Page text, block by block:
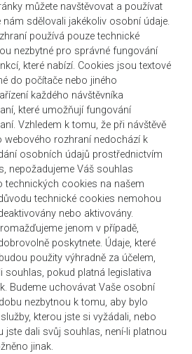
můžete navštěvovat a používat
nám sdělovali jakékoliv osobní údaje.
používá pouze technické
nezbytné pro správné fungování
které nabízí. Cookies jsou textové
do počítače nebo jiného
každého návštěvníka
které umožňují fungování
Vzhledem k tomu, že při návštěvě
webového rozhraní nedochází k
osobních údajů prostřednictvím
nepožadujeme Váš souhlas
technických cookies na našem
technické cookies nemohou
nebo aktivovány.
jenom v případě,
poskytnete. Údaje, které
použity výhradně za účelem,
souhlas, pokud platná legislativa
Budeme uchovávat Vaše osobní
nezbytnou k tomu, aby bylo
kterou jste si vyžádali, nebo
jste dali svůj souhlas, není-li platnou
jinak.